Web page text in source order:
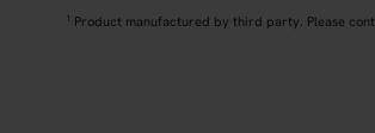
1 Product manufactured by third party. Please